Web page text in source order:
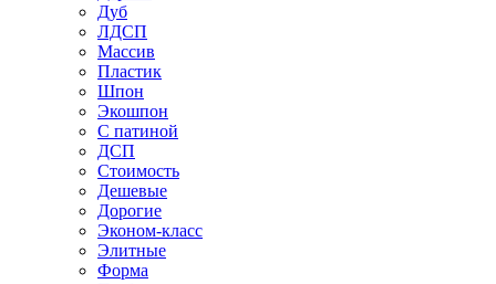
Дуб
ЛДСП
Массив
Пластик
Шпон
Экошпон
С патиной
ДСП
Стоимость
Дешевые
Дорогие
Эконом-класс
Элитные
Форма